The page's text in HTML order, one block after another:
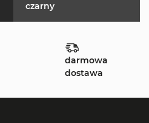
czarny
darmowa
dostawa